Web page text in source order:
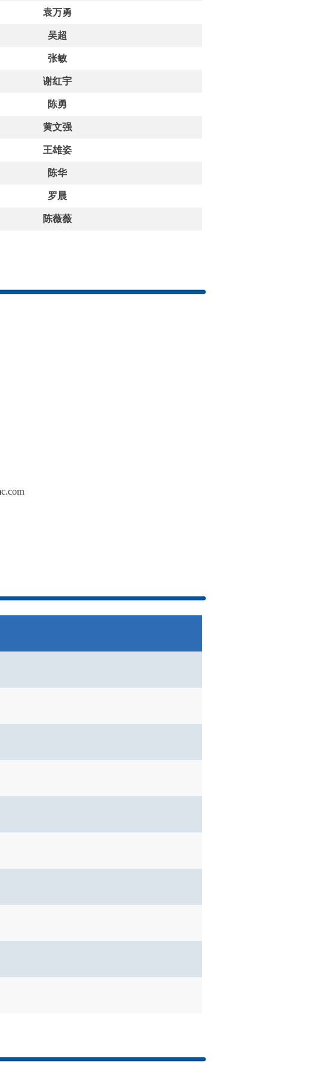
袁万勇
吴超
张敏
谢红宇
陈勇
黄文强
王雄姿
陈华
罗晨
陈薇薇